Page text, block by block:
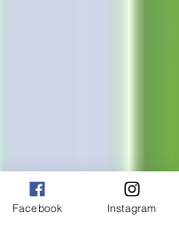
Facebook Instagram